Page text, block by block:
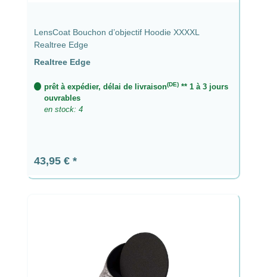
LensCoat Bouchon d’objectif Hoodie XXXXL
Realtree Edge
Realtree Edge
prêt à expédier, délai de livraison(DE)** 1 à 3 jours
ouvrables
en stock: 4
Prix régulier :
43,95 €